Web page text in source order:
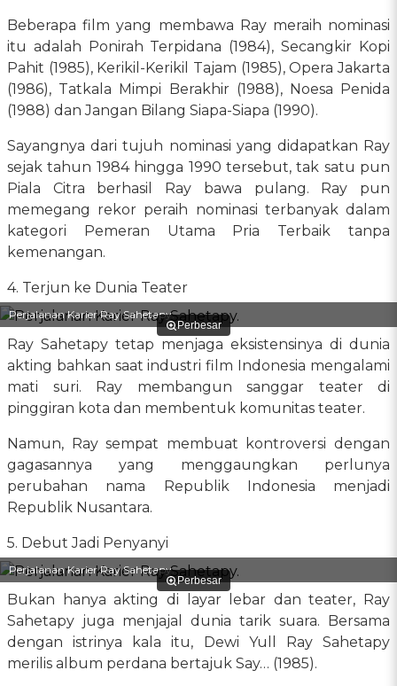
Beberapa film yang membawa Ray meraih nominasi
itu adalah Ponirah Terpidana (1984), Secangkir Kopi
Pahit (1985), Kerikil-Kerikil Tajam (1985), Opera Jakarta
(1986), Tatkala Mimpi Berakhir (1988), Noesa Penida
(1988) dan Jangan Bilang Siapa-Siapa (1990).
Sayangnya dari tujuh nominasi yang didapatkan Ray
sejak tahun 1984 hingga 1990 tersebut, tak satu pun
Piala Citra berhasil Ray bawa pulang. Ray pun
memegang rekor peraih nominasi terbanyak dalam
kategori Pemeran Utama Pria Terbaik tanpa
kemenangan.
4. Terjun ke Dunia Teater
Perbesar
Perjalanan Karier Ray Sahetapy.
Ray Sahetapy tetap menjaga eksistensinya di dunia
akting bahkan saat industri film Indonesia mengalami
mati suri. Ray membangun sanggar teater di
pinggiran kota dan membentuk komunitas teater.
Namun, Ray sempat membuat kontroversi dengan
gagasannya yang menggaungkan perlunya
perubahan nama Republik Indonesia menjadi
Republik Nusantara.
5. Debut Jadi Penyanyi
Perbesar
Perjalanan Karier Ray Sahetapy.
Bukan hanya akting di layar lebar dan teater, Ray
Sahetapy juga menjajal dunia tarik suara. Bersama
dengan istrinya kala itu, Dewi Yull Ray Sahetapy
merilis album perdana bertajuk Say… (1985).